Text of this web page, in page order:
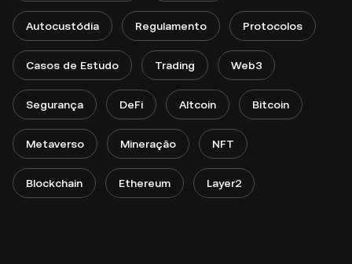
Autocustódia Regulamento Protocolos
Casos de Estudo Trading Web3
Segurança DeFi Altcoin Bitcoin
Metaverso Mineração NFT
Blockchain Ethereum Layer2